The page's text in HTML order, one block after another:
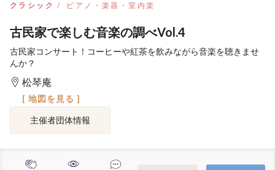
クラシック ピアノ・楽器・室内楽
古民家で楽しむ音楽の調べVol.4
古民家コンサート！コーヒーや紅茶を飲みながら音楽を聴きませ
んか？
松琴庵
[ 地図を見る ]
主催者団体情報